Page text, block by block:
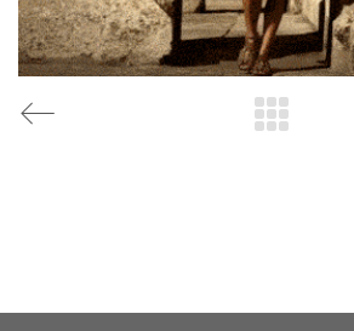
Datenschutz
Impressum
Altstadt Quartier Münchner Hof